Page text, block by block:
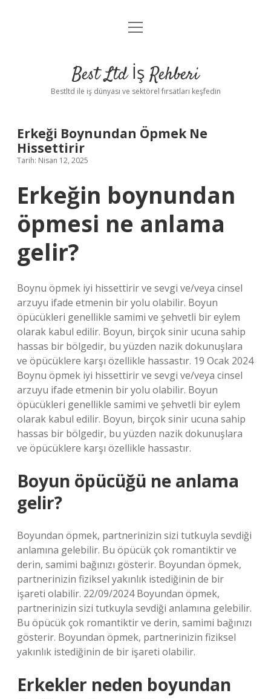
Anasayfa
Yasal Uyarı
menüyü
Best Ltd İş Rehberi
Bestltd ile iş dünyası ve sektörel fırsatları keşfedin
Erkeği Boynundan Öpmek Ne
Hissettirir
Tarih: Nisan 12, 2025
Erkeğin boynundan
öpmesi ne anlama
gelir?
Boynu öpmek iyi hissettirir ve sevgi ve/veya cinsel
arzuyu ifade etmenin bir yolu olabilir. Boyun
öpücükleri genellikle samimi ve şehvetli bir eylem
olarak kabul edilir. Boyun, birçok sinir ucuna sahip
hassas bir bölgedir, bu yüzden nazik dokunuşlara
ve öpücüklere karşı özellikle hassastır. 19 Ocak 2024
Boynu öpmek iyi hissettirir ve sevgi ve/veya cinsel
arzuyu ifade etmenin bir yolu olabilir. Boyun
öpücükleri genellikle samimi ve şehvetli bir eylem
olarak kabul edilir. Boyun, birçok sinir ucuna sahip
hassas bir bölgedir, bu yüzden nazik dokunuşlara
ve öpücüklere karşı özellikle hassastır.
Boyun öpücüğü ne anlama
gelir?
Boyundan öpmek, partnerinizin sizi tutkuyla sevdiği
anlamına gelebilir. Bu öpücük çok romantiktir ve
derin, samimi bağınızı gösterir. Boyundan öpmek,
partnerinizin fiziksel yakınlık istediğinin de bir
işareti olabilir. 22/09/2024 Boyundan öpmek,
partnerinizin sizi tutkuyla sevdiği anlamına gelebilir.
Bu öpücük çok romantiktir ve derin, samimi bağınızı
gösterir. Boyundan öpmek, partnerinizin fiziksel
yakınlık istediğinin de bir işareti olabilir.
Erkekler neden boyundan